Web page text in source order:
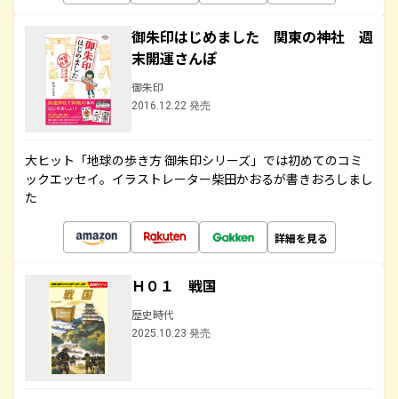
御朱印はじめました 関東の神社 週
末開運さんぽ
御朱印
2016.12.22 発売
大ヒット「地球の歩き方 御朱印シリーズ」では初めてのコミ
ックエッセイ。イラストレーター柴田かおるが書きおろしまし
た
詳細を見る
Ｈ０１ 戦国
歴史時代
2025.10.23 発売